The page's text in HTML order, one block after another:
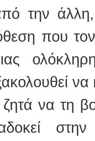
την άλλη,
που τον
να
να τη